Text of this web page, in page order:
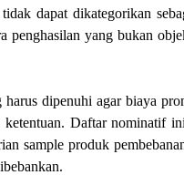
dapat dikategorikan
penghasilan yang bukan
harus dipenuhi agar biaya
ketentuan. Daftar nominatif
sample produk